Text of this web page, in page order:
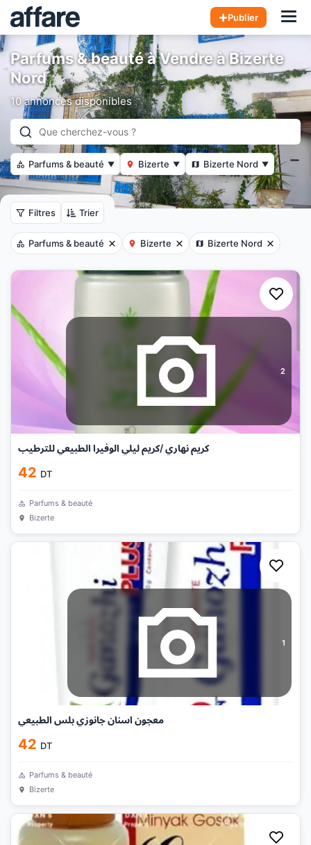
Publier
Parfums & beauté à Vendre à Bizerte
Nord
10 annonces disponibles
Parfums & beauté ▼ Bizerte ▼ Bizerte Nord ▼
Filtres Trier
Parfums & beauté Bizerte Bizerte Nord
2
كريم نهاري /كريم ليلي الوفيرا الطبيعي للترطيب
42 DT
Parfums & beauté
Bizerte
1
معجون اسنان جانوزي بلس الطبيعي
42 DT
Parfums & beauté
Bizerte